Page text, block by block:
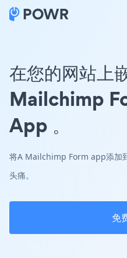
在您的网站上
Mailchimp
App 。
将A Mailchimp Form app添加
头痛。
免